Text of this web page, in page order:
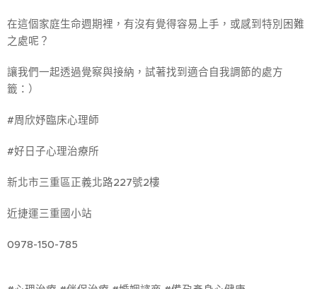
在這個家庭生命週期裡，有沒有覺得容易上手，或感到特別困難
之處呢？
讓我們一起透過覺察與接納，試著找到適合自我調節的處方
籤：）
#周欣妤臨床心理師
#好日子心理治療所
新北市三重區正義北路227號2樓
近捷運三重國小站
0978-150-785